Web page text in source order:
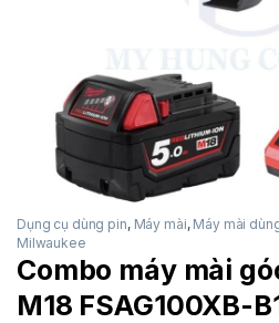
Dụng cụ dùng pin, Máy mài, Máy mài
Milwaukee
Combo máy mài
M18 FSAG100XB-